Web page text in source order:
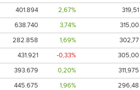
401.894 2,67%
319,51
638.740 3,74%
315,00
282.858 1,69%
302,77
431.921 -0,33%
305,00
393.679 0,20%
311,975
445.675 1,96%
296,48